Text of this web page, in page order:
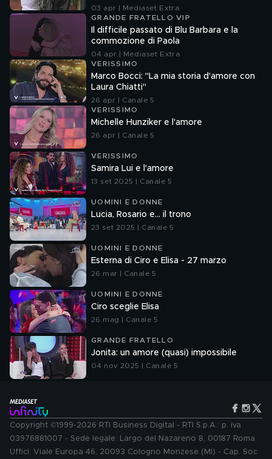
03 apr | Mediaset Extra
GRANDE FRATELLO VIP
Il difficile passato di Blu Barbara e la
commozione di Paola
04 apr | Mediaset Extra
VERISSIMO
Marco Bocci: "La mia storia d'amore con
Laura Chiatti"
26 apr | Canale 5
VERISSIMO
Michelle Hunziker e l'amore
26 apr | Canale 5
VERISSIMO
Samira Lui e l'amore
13 set 2025 | Canale 5
UOMINI E DONNE
Lucia, Rosario e... il trono
23 set 2025 | Canale 5
UOMINI E DONNE
Esterna di Ciro e Elisa - 27 marzo
26 mar | Canale 5
UOMINI E DONNE
Ciro sceglie Elisa
26 mag | Canale 5
GRANDE FRATELLO
Jonita: un amore (quasi) impossibile
04 nov 2025 | Canale 5
Copyright ©1999-2026 RTI Business Digital - RTI S.p.A.: p. iva
03976881007 - Sede legale: Largo del Nazareno 8, 00187 Roma.
Uffici: Viale Europa 46, 20093 Cologno Monzese (MI) - Cap. Soc.